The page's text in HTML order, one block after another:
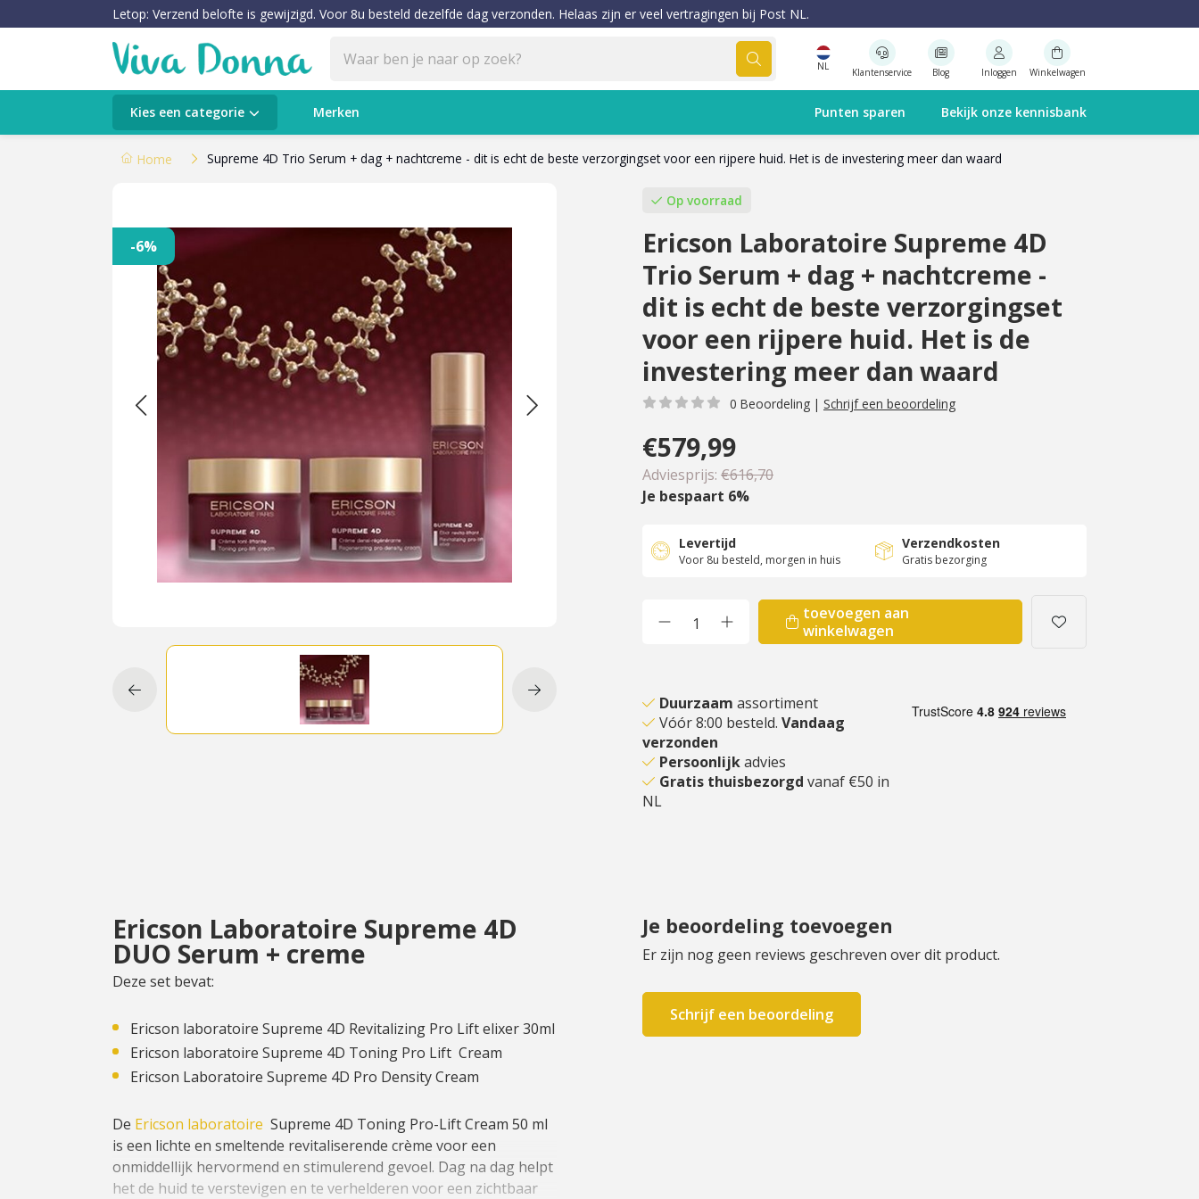
Letop: Verzend belofte is gewijzigd. Voor 8u besteld dezelfde dag verzonden. Helaas zijn er veel vertragingen bij Post NL.
NL Klantenservice Blog Inloggen Winkelwagen
Kies een categorie Merken Punten sparen Bekijk onze kennisbank
Categorieën
Verzorging
Baby & Kids
Voeding & Gezondheid
Travel size producten
Nieuwe Striplac 2025
Schrijf je nu in voor Beauty News
Home Supreme 4D Trio Serum + dag + nachtcreme - dit is echt de beste verzorgingset voor een rijpere huid. Het is de investering meer dan waard
-6%
Op voorraad
Ericson Laboratoire Supreme 4D
Trio Serum + dag + nachtcreme -
dit is echt de beste verzorgingset
voor een rijpere huid. Het is de
investering meer dan waard
0 Beoordeling | Schrijf een beoordeling
€579,99
Adviesprijs: €616,70
Je bespaart 6%
Levertijd
Voor 8u besteld, morgen in huis
Verzendkosten
Gratis bezorging
toevoegen aan
winkelwagen
Duurzaam assortiment
Vóór 8:00 besteld. Vandaag
verzonden
Persoonlijkadvies
Gratis thuisbezorgd vanaf €50 in
NL
Ericson Laboratoire Supreme 4D
DUO Serum + creme
Deze set bevat:
Ericson laboratoire Supreme 4D Revitalizing Pro Lift elixer 30ml
Ericson laboratoire Supreme 4D Toning Pro Lift Cream
Ericson Laboratoire Supreme 4D Pro Density Cream
De Ericson laboratoire Supreme 4D Toning Pro-Lift Cream 50 ml
is een lichte en smeltende revitaliserende crème voor een
onmiddellijk hervormend en stimulerend gevoel. Dag na dag helpt
het de huid te verstevigen en te verhelderen voor een zichtbaar
Je beoordeling toevoegen
Er zijn nog geen reviews geschreven over dit product.
Schrijf een beoordeling